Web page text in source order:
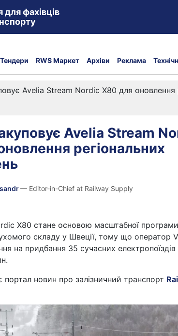
для фахівців
Тендери RWS Маркет Архіви Реклама
Avelia Stream Nordic X80 для оновлення
Avelia Stream
регіональних
— Editor-in-Chief at Railway Supply
X80 стане основою масштабної
складу у Швеції, тому що оператор
на придбання 35 сучасних електропоїздів
новин про залізничний транспорт